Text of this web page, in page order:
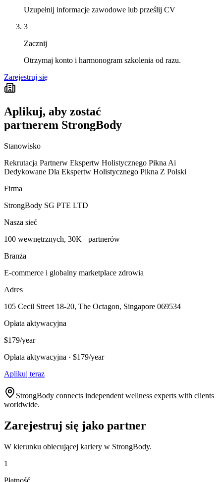
Uzupełnij informacje zawodowe lub prześlij CV
3
Zacznij
Otrzymaj konto i harmonogram szkolenia od razu.
Zarejestruj się
Aplikuj, aby zostać
partnerem StrongBody
Stanowisko
Rekrutacja Partnerw Ekspertw Holistycznego Pikna Ai
Dedykowane Dla Ekspertw Holistycznego Pikna Z Polski
Firma
StrongBody SG PTE LTD
Nasza sieć
100 wewnętrznych, 30K+ partnerów
Branża
E-commerce i globalny marketplace zdrowia
Adres
105 Cecil Street 18-20, The Octagon, Singapore 069534
Opłata aktywacyjna
$179/year
Opłata aktywacyjna · $179/year
Aplikuj teraz
StrongBody connects independent wellness experts with clients
worldwide.
Zarejestruj się jako partner
W kierunku obiecującej kariery w StrongBody.
1